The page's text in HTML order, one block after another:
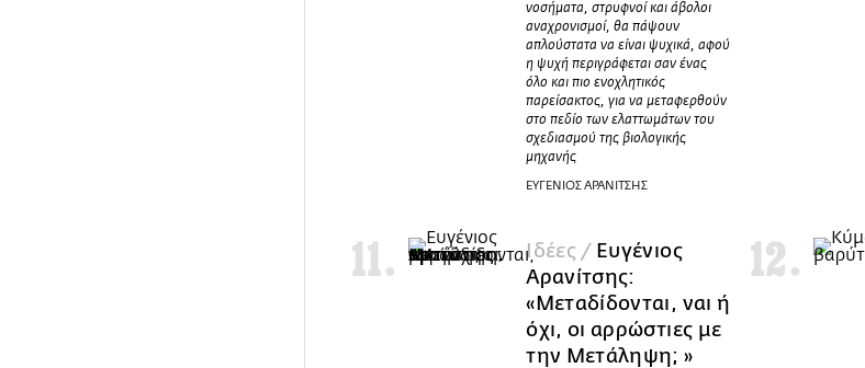
νοσήματα, στρυφνοί και άβολοι
αναχρονισμοί, θα πάψουν
απλούστατα να είναι ψυχικά, αφού
η ψυχή περιγράφεται σαν ένας
όλο και πιο ενοχλητικός
παρείσακτος, για να μεταφερθούν
στο πεδίο των ελαττωμάτων του
σχεδιασμού της βιολογικής
μηχανής
ΕΥΓΕΝΙΟΣ ΑΡΑΝΙΤΣΗΣ
Ιδέες / Ευγένιος
Αρανίτσης:
«Μεταδίδονται, ναι ή
όχι, οι αρρώστιες με
την Μετάληψη; »